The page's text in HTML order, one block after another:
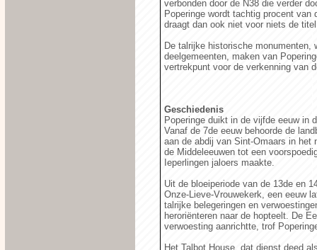
verbonden door de N38 die verder
Poperinge wordt tachtig procent van
draagt dan ook niet voor niets de
De talrijke historische monumenten,
deelgemeenten, maken van
vertrekpunt voor de verkenning van
Geschiedenis
Poperinge duikt in de vijfde eeuw in
Vanaf de 7de eeuw behoorde de
aan de abdij van Sint-Omaars in het
de Middeleeuwen tot een
Ieperlingen jaloers maakte.
Uit de bloeiperiode van de 13de en
Onze-Lieve-Vrouwekerk, een eeuw
talrijke belegeringen en
heroriënteren naar de hopteelt. De
verwoesting aanrichtte, trof
Het Talbot House, dat dienst deed